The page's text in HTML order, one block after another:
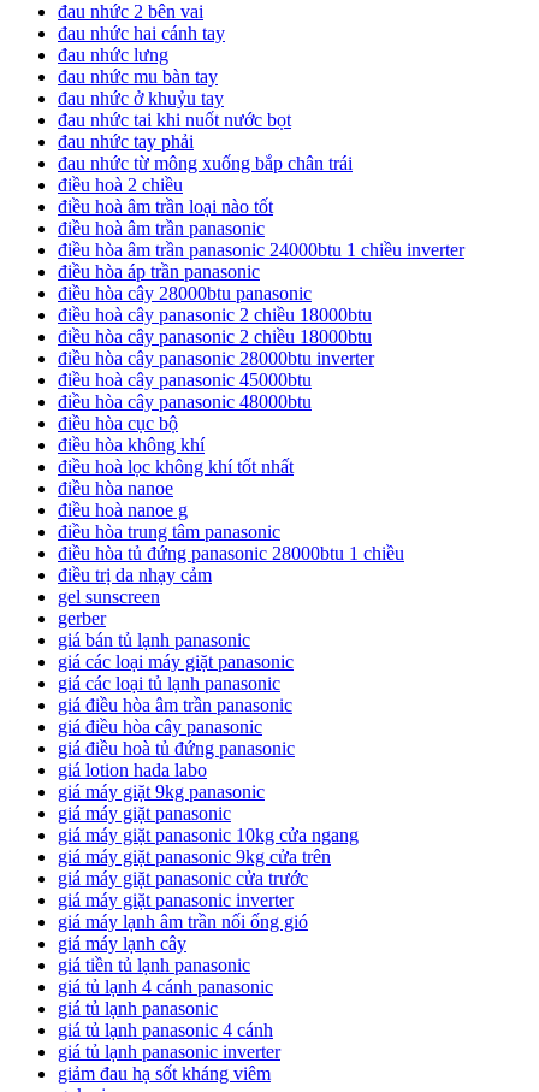
đau nhức 2 bên vai
đau nhức hai cánh tay
đau nhức lưng
đau nhức mu bàn tay
đau nhức ở khuỷu tay
đau nhức tai khi nuốt nước bọt
đau nhức tay phải
đau nhức từ mông xuống bắp chân trái
điều hoà 2 chiều
điều hoà âm trần loại nào tốt
điều hoà âm trần panasonic
điều hòa âm trần panasonic 24000btu 1 chiều inverter
điều hòa áp trần panasonic
điều hòa cây 28000btu panasonic
điều hoà cây panasonic 2 chiều 18000btu
điều hòa cây panasonic 2 chiều 18000btu
điều hòa cây panasonic 28000btu inverter
điều hoà cây panasonic 45000btu
điều hòa cây panasonic 48000btu
điều hòa cục bộ
điều hòa không khí
điều hoà lọc không khí tốt nhất
điều hòa nanoe
điều hoà nanoe g
điều hòa trung tâm panasonic
điều hòa tủ đứng panasonic 28000btu 1 chiều
điều trị da nhạy cảm
gel sunscreen
gerber
giá bán tủ lạnh panasonic
giá các loại máy giặt panasonic
giá các loại tủ lạnh panasonic
giá điều hòa âm trần panasonic
giá điều hòa cây panasonic
giá điều hoà tủ đứng panasonic
giá lotion hada labo
giá máy giặt 9kg panasonic
giá máy giặt panasonic
giá máy giặt panasonic 10kg cửa ngang
giá máy giặt panasonic 9kg cửa trên
giá máy giặt panasonic cửa trước
giá máy giặt panasonic inverter
giá máy lạnh âm trần nối ống gió
giá máy lạnh cây
giá tiền tủ lạnh panasonic
giá tủ lạnh 4 cánh panasonic
giá tủ lạnh panasonic
giá tủ lạnh panasonic 4 cánh
giá tủ lạnh panasonic inverter
giảm đau hạ sốt kháng viêm